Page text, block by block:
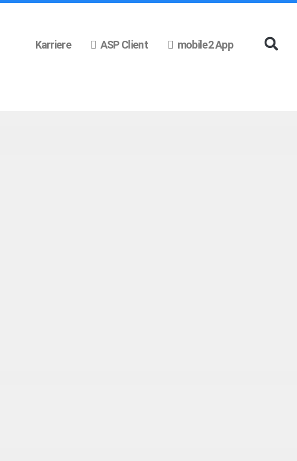
Karriere ASP Client mobile2 App